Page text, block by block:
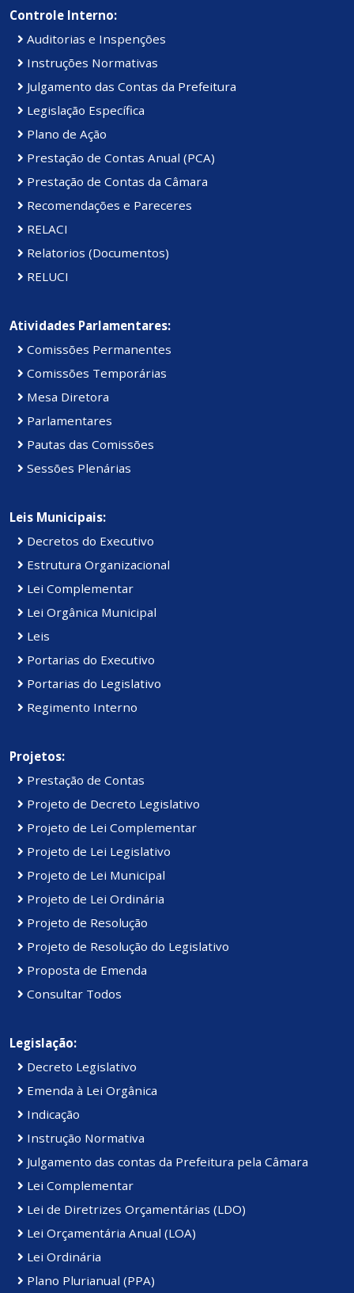
Controle Interno:
Auditorias e Inspenções
Instruções Normativas
Julgamento das Contas da Prefeitura
Legislação Específica
Plano de Ação
Prestação de Contas Anual (PCA)
Prestação de Contas da Câmara
Recomendações e Pareceres
RELACI
Relatorios (Documentos)
RELUCI
Atividades Parlamentares:
Comissões Permanentes
Comissões Temporárias
Mesa Diretora
Parlamentares
Pautas das Comissões
Sessões Plenárias
Leis Municipais:
Decretos do Executivo
Estrutura Organizacional
Lei Complementar
Lei Orgânica Municipal
Leis
Portarias do Executivo
Portarias do Legislativo
Regimento Interno
Projetos:
Prestação de Contas
Projeto de Decreto Legislativo
Projeto de Lei Complementar
Projeto de Lei Legislativo
Projeto de Lei Municipal
Projeto de Lei Ordinária
Projeto de Resolução
Projeto de Resolução do Legislativo
Proposta de Emenda
Consultar Todos
Legislação:
Decreto Legislativo
Emenda à Lei Orgânica
Indicação
Instrução Normativa
Julgamento das contas da Prefeitura pela Câmara
Lei Complementar
Lei de Diretrizes Orçamentárias (LDO)
Lei Orçamentária Anual (LOA)
Lei Ordinária
Plano Plurianual (PPA)